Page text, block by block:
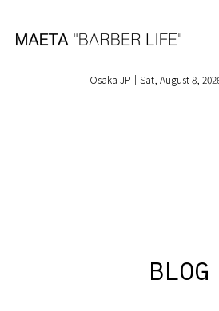
Osaka JP｜Sat, August 8,
BLOG